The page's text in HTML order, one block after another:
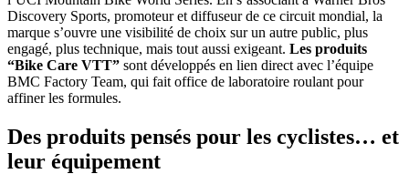
Discovery Sports, promoteur et diffuseur de ce circuit mondial, la
marque s’ouvre une visibilité de choix sur un autre public, plus
engagé, plus technique, mais tout aussi exigeant. Les produits
“Bike Care VTT” sont développés en lien direct avec l’équipe
BMC Factory Team, qui fait office de laboratoire roulant pour
affiner les formules.
Des produits pensés pour les cyclistes… et
leur équipement